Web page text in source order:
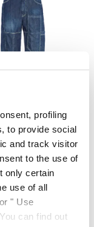
profiling
to provide social
and track visitor
to the use of
only certain
use of all
" Use
can find out
300,00 CHF -40 %